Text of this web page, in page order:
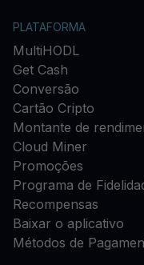
PLATAFORMA
MultiHODL
Get Cash
Conversão
Cartão Cripto
Montante de
Cloud Miner
Promoções
Programa de
Recompensas
Baixar o aplicativo
Métodos de